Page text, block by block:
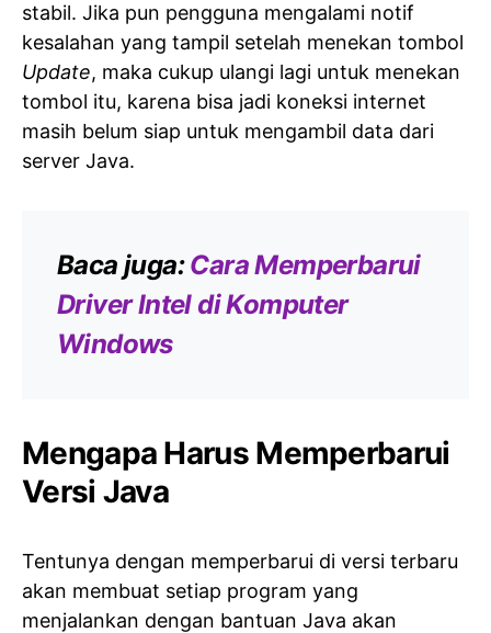
stabil. Jika pun pengguna mengalami notif
kesalahan yang tampil setelah menekan tombol
Update, maka cukup ulangi lagi untuk menekan
tombol itu, karena bisa jadi koneksi internet
masih belum siap untuk mengambil data dari
server Java.
Baca juga:Cara Memperbarui
Driver Intel di Komputer
Windows
Mengapa Harus Memperbarui
Versi Java
Tentunya dengan memperbarui di versi terbaru
akan membuat setiap program yang
menjalankan dengan bantuan Java akan